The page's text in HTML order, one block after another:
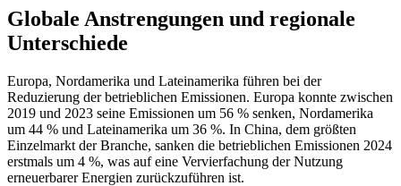
Globale Anstrengungen und regionale
Unterschiede
Europa, Nordamerika und Lateinamerika führen bei der
Reduzierung der betrieblichen Emissionen. Europa konnte zwischen
2019 und 2023 seine Emissionen um 56 % senken, Nordamerika
um 44 % und Lateinamerika um 36 %. In China, dem größten
Einzelmarkt der Branche, sanken die betrieblichen Emissionen 2024
erstmals um 4 %, was auf eine Vervierfachung der Nutzung
erneuerbarer Energien zurückzuführen ist.